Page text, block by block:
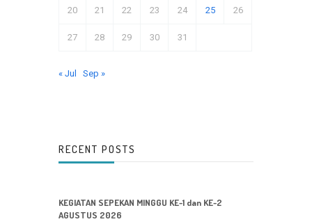
20 21 22 23 24 25 26
27 28 29 30 31
« Jul Sep »
RECENT POSTS
KEGIATAN SEPEKAN MINGGU KE-1 dan KE-2
AGUSTUS 2026